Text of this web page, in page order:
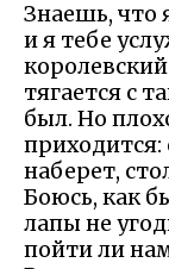
Знаешь, что
и я тебе
тягается с
был. Но
приходится:
наберет,
Боюсь, как
лапы не
пойти ли